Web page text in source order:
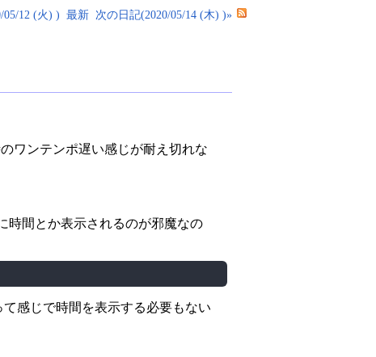
05/12 (火) ) 最新 次の日記(2020/05/14 (木) )»
ワンテンポ遅い感じが耐え切れな
時間とか表示されるのが邪魔なの
感じで時間を表示する必要もない